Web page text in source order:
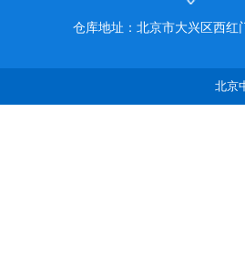
仓库地址：北京市大兴区西红
北京